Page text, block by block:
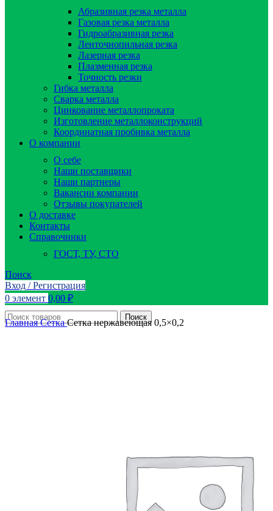
Абразивная резка металла
Газовая резка металла
Гидроaбразивная резка
Ленточнопильная резка
Лазерная резка
Плазменная резка
Точность резки
Гибка металла
Сварка металла
Цинкование металлопроката
Изготовление металлоконструкций
Координатная пробивка металла
О компании
О себе
Наши поставщики
Наши партнеры
Вакансии компании
Отзывы покупателей
О доставке
Контакты
Справочники
ГОСТ, ТУ, СТО
Поиск
Вход / Регистрация
0 элемент 0,00 ₽
Поиск
ГлавнаяСеткаСетка нержавеющая 0,5×0,2